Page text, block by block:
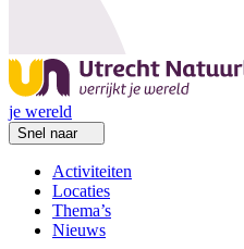
je wereld
Snel naar
Activiteiten
Locaties
Thema’s
Nieuws